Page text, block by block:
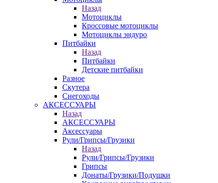
Назад
Мотоциклы
Кроссовые мотоциклы
Мотоциклы эндуро
Питбайки
Назад
Питбайки
Детские питбайки
Разное
Скутера
Снегоходы
АКСЕССУАРЫ
Назад
АКСЕССУАРЫ
Аксессуары
Рули/Грипсы/Грузики
Назад
Рули/Грипсы/Грузики
Грипсы
Донаты/Грузики/Подушки